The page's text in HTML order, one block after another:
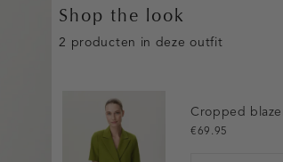
Shop the look
2 producten in deze outfit
Cropped
€69.95